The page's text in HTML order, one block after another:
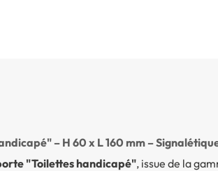
– H 60 x L 160 mm –
"Toilettes handicapé", issue de la